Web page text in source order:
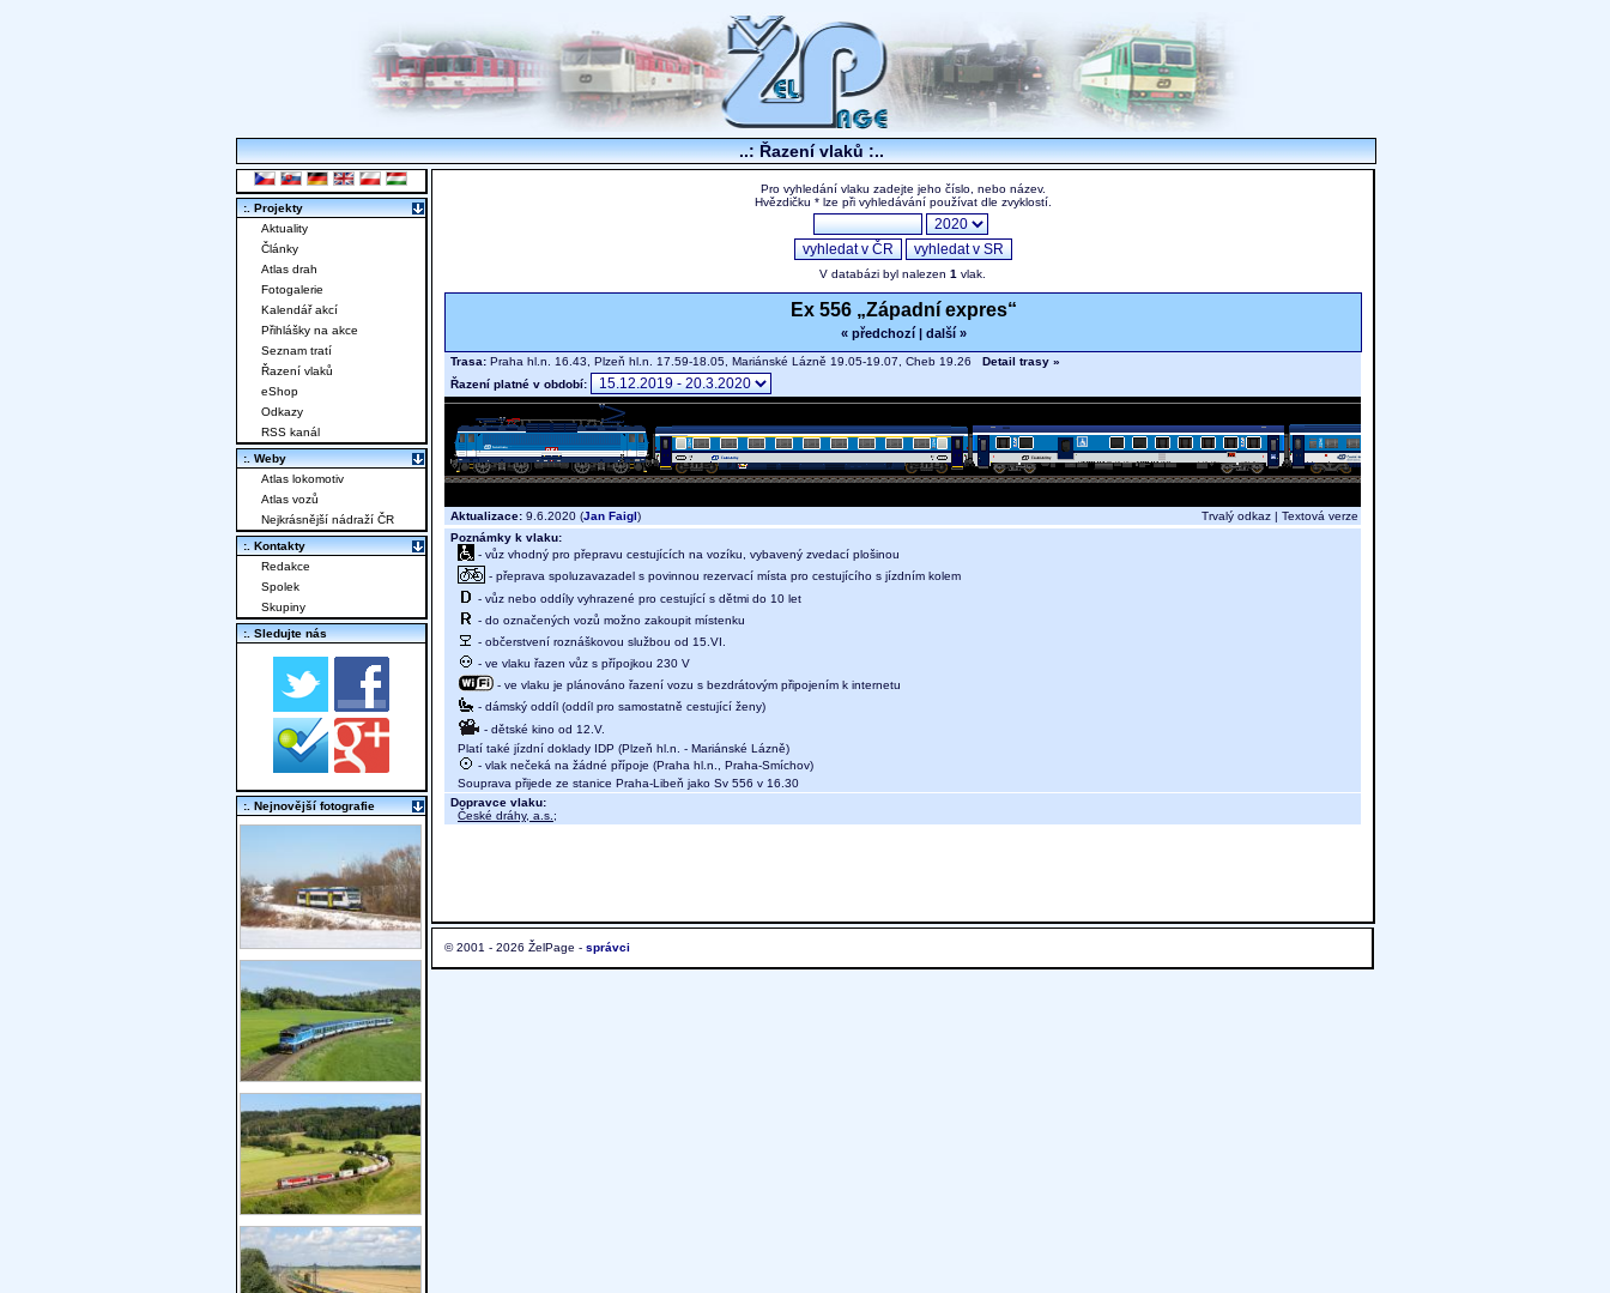
..: Řazení vlaků :..
Pro vyhledání vlaku zadejte jeho číslo, nebo název.
Hvězdičku * lze při vyhledávání používat dle zvyklostí.
V databázi byl nalezen 1 vlak.
Ex 556 „Západní expres“
« předchozí| další »
Trasa: Praha hl.n. 16.43, Plzeň hl.n. 17.59-18.05, Mariánské Lázně 19.05-19.07, Cheb 19.26 Detail trasy »
Řazení platné v období:
Aktualizace: 9.6.2020 (Jan Faigl) Trvalý odkaz | Textová verze
Poznámky k vlaku:
- vůz vhodný pro přepravu cestujících na vozíku, vybavený zvedací plošinou
- přeprava spoluzavazadel s povinnou rezervací místa pro cestujícího s jízdním kolem
- vůz nebo oddíly vyhrazené pro cestující s dětmi do 10 let
- do označených vozů možno zakoupit místenku
- občerstvení roznáškovou službou od 15.VI.
- ve vlaku řazen vůz s přípojkou 230 V
- ve vlaku je plánováno řazení vozu s bezdrátovým připojením k internetu
- dámský oddíl (oddíl pro samostatně cestující ženy)
- dětské kino od 12.V.
Platí také jízdní doklady IDP (Plzeň hl.n. - Mariánské Lázně)
- vlak nečeká na žádné přípoje (Praha hl.n., Praha-Smíchov)
Souprava přijede ze stanice Praha-Libeň jako Sv 556 v 16.30
Dopravce vlaku:
České dráhy, a.s. ;
© 2001 - 2026 ŽelPage - správci
:. Projekty
Aktuality
Články
Atlas drah
Fotogalerie
Kalendář akcí
Přihlášky na akce
Seznam tratí
Řazení vlaků
eShop
Odkazy
RSS kanál
:. Weby
Atlas lokomotiv
Atlas vozů
Nejkrásnější nádraží ČR
:. Kontakty
Redakce
Spolek
Skupiny
:. Sledujte nás
:. Nejnovější fotografie